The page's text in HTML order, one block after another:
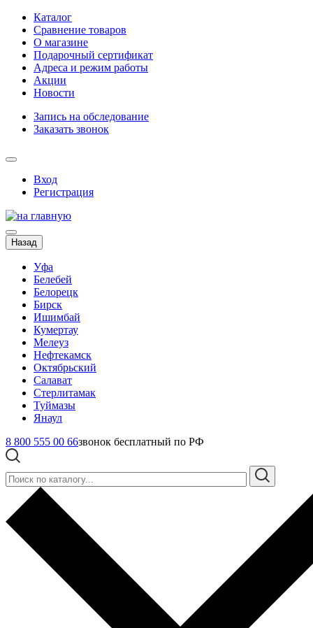
Каталог
Сравнение товаров
О магазине
Подарочный сертификат
Адреса и режим работы
Акции
Новости
Запись на обследование
Заказать звонок
Вход
Регистрация
Назад
Уфа
Белебей
Белорецк
Бирск
Ишимбай
Кумертау
Мелеуз
Нефтекамск
Октябрьский
Салават
Стерлитамак
Туймазы
Янаул
8 800 555 00 66звонок бесплатный по РФ